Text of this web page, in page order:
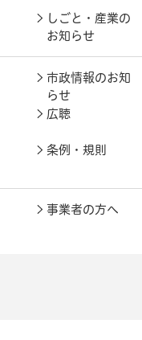
しごと・産業の
お知らせ
市政情報のお知
らせ
広聴
条例・規則
事業者の方へ